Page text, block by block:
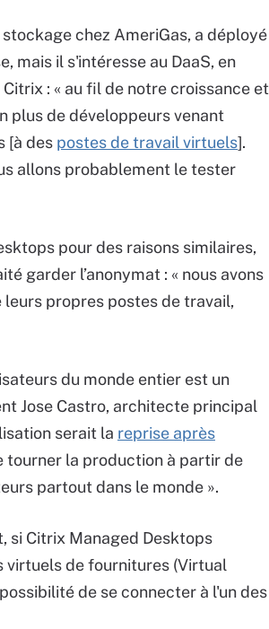
chez AmeriGas, a déployé
mais il s'intéresse au DaaS, en
: « au fil de notre croissance et
plus de développeurs venant
[à des postes de travail virtuels].
allons probablement le tester
pour des raisons similaires,
garder l’anonymat : « nous avons
propres postes de travail,
du monde entier est un
Jose Castro, architecte principal
serait la reprise après
tourner la production à partir de
partout dans le monde ».
si Citrix Managed Desktops
virtuels de fournitures (Virtual
de se connecter à l'un des